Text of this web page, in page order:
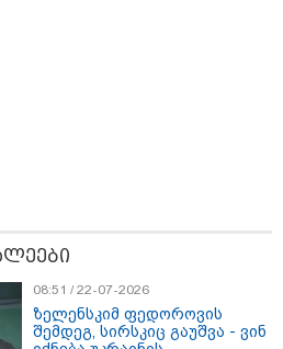
გზავნილს "ინოვაციები
08:51 / 22-07-2026
ზელენსკიმ ფედოროვის
შემდეგ, სირსკიც გაუშვა - ვინ